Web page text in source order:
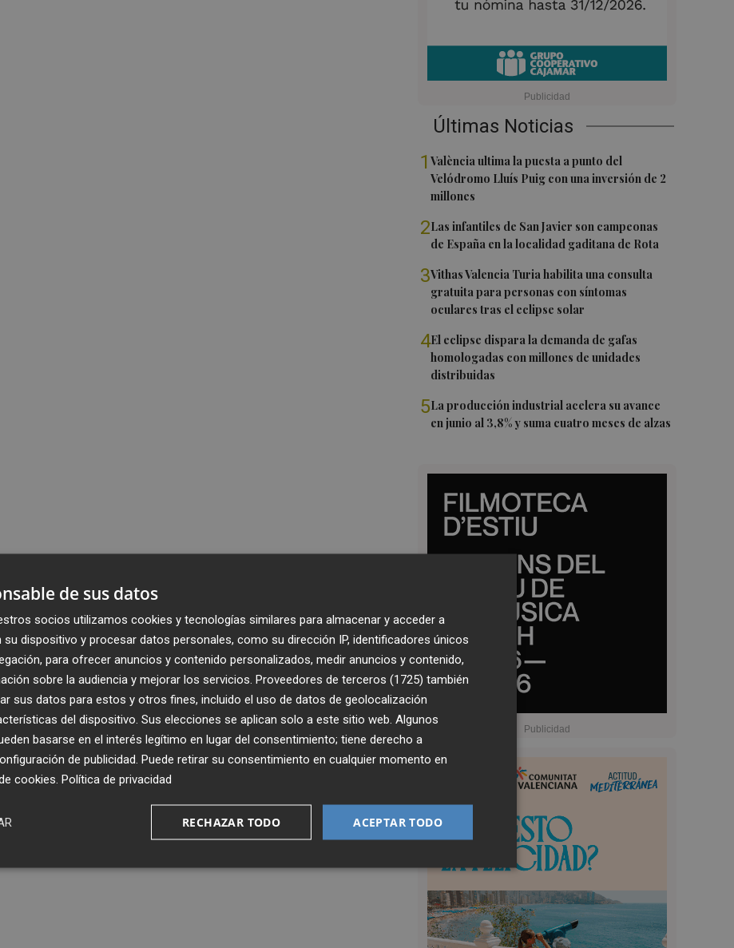
Últimas Noticias
1València ultima la puesta a punto del
Velódromo Lluís Puig con una inversión de 2
millones
2Las infantiles de San Javier son campeonas
de España en la localidad gaditana de Rota
3Vithas Valencia Turia habilita una consulta
gratuita para personas con síntomas
oculares tras el eclipse solar
4El eclipse dispara la demanda de gafas
homologadas con millones de unidades
distribuidas
5La producción industrial acelera su avance
en junio al 3,8% y suma cuatro meses de alzas
de sus datos
socios utilizamos cookies y tecnologías similares para almacenar y acceder a
dispositivo y procesar datos personales, como su dirección IP, identificadores únicos
para ofrecer anuncios y contenido personalizados, medir anuncios y contenido,
sobre la audiencia y mejorar los servicios. Proveedores de terceros (1725) también
sus datos para estos y otros fines, incluido el uso de datos de geolocalización
del dispositivo. Sus elecciones se aplican solo a este sitio web. Algunos
basarse en el interés legítimo en lugar del consentimiento; tiene derecho a
de publicidad . Puede retirar su consentimiento en cualquier momento en
cookies Política de privacidad
ACEPTAR TODO
RECHAZAR TODO